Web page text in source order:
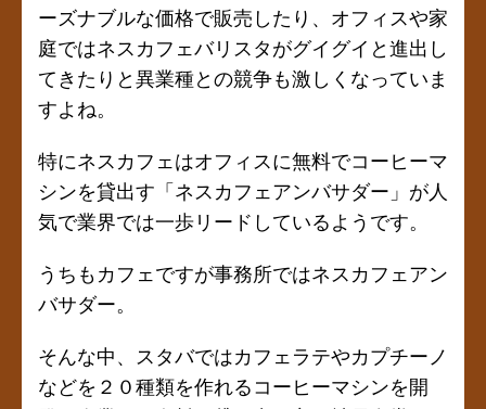
ーズナブルな価格で販売したり、オフィスや家
庭ではネスカフェバリスタがグイグイと進出し
てきたりと異業種との競争も激しくなっていま
すよね。
特にネスカフェはオフィスに無料でコーヒーマ
シンを貸出す「ネスカフェアンバサダー」が人
気で業界では一歩リードしているようです。
うちもカフェですが事務所ではネスカフェアン
バサダー。
そんな中、スタバではカフェラテやカプチーノ
などを２０種類を作れるコーヒーマシンを開